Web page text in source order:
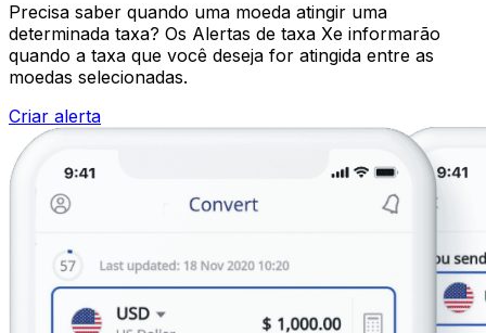
Precisa saber quando uma moeda atingir uma
determinada taxa? Os Alertas de taxa Xe informarão
quando a taxa que você deseja for atingida entre as
moedas selecionadas.
Criar alerta